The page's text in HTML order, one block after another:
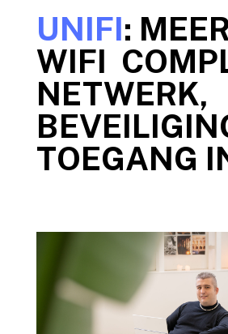
UNIFI:
WIFI
NETWERK,
TOEGANG